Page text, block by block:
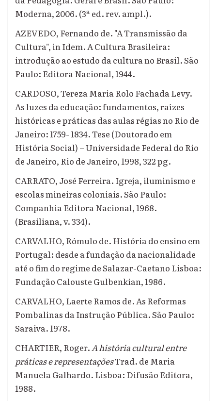
Moderna, 2006. (3ª ed. rev. ampl.).
AZEVEDO, Fernando de. "A Transmissão da
Cultura", in Idem. A Cultura Brasileira:
introdução ao estudo da cultura no Brasil. São
Paulo: Editora Nacional, 1944.
CARDOSO, Tereza Maria Rolo Fachada Levy.
As luzes da educação: fundamentos, raízes
históricas e práticas das aulas régias no Rio de
Janeiro: 1759- 1834. Tese (Doutorado em
História Social) – Universidade Federal do Rio
de Janeiro, Rio de Janeiro, 1998, 322 pg.
CARRATO, José Ferreira. Igreja, iluminismo e
escolas mineiras coloniais. São Paulo:
Companhia Editora Nacional, 1968.
(Brasiliana, v. 334).
CARVALHO, Rómulo de. História do ensino em
Portugal: desde a fundação da nacionalidade
até o fim do regime de Salazar-Caetano Lisboa:
Fundação Calouste Gulbenkian, 1986.
CARVALHO, Laerte Ramos de. As Reformas
Pombalinas da Instrução Pública. São Paulo:
Saraiva. 1978.
CHARTIER, Roger.A história cultural entre
práticas e representaçõesTrad. de Maria
Manuela Galhardo. Lisboa: Difusão Editora,
1988.